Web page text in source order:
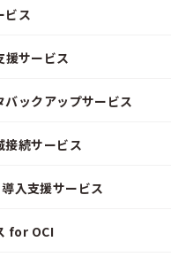
ビス
援サービス
ックアップサービス
接続サービス
入支援サービス
for OCI